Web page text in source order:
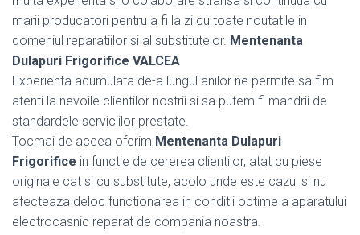
marii producatori pentru a fi la zi cu toate noutatile in
domeniul reparatiilor si al substitutelor. Mentenanta
Dulapuri Frigorifice VALCEA
Experienta acumulata de-a lungul anilor ne permite sa fim
atenti la nevoile clientilor nostrii si sa putem fi mandrii de
standardele serviciilor prestate.
Tocmai de aceea oferim Mentenanta Dulapuri
Frigorifice in functie de cererea clientilor, atat cu piese
originale cat si cu substitute, acolo unde este cazul si nu
afecteaza deloc functionarea in conditii optime a aparatului
electrocasnic reparat de compania noastra.